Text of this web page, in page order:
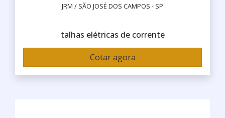
JRM / SÃO JOSÉ DOS CAMPOS - SP
talhas elétricas de corrente
Cotar agora